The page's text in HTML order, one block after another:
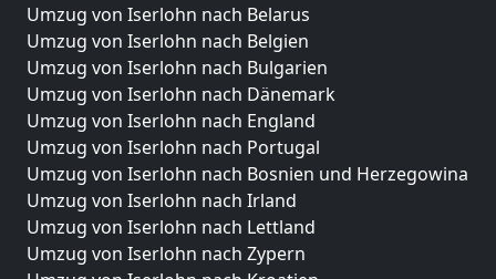
Umzug von Iserlohn nach Belarus
Umzug von Iserlohn nach Belgien
Umzug von Iserlohn nach Bulgarien
Umzug von Iserlohn nach Dänemark
Umzug von Iserlohn nach England
Umzug von Iserlohn nach Portugal
Umzug von Iserlohn nach Bosnien und Herzegowina
Umzug von Iserlohn nach Irland
Umzug von Iserlohn nach Lettland
Umzug von Iserlohn nach Zypern